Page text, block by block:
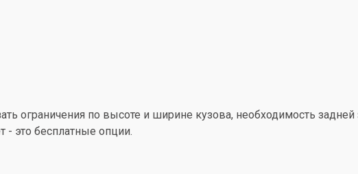
ограничения по высоте и ширине кузова, необходимость задней
это бесплатные опции.